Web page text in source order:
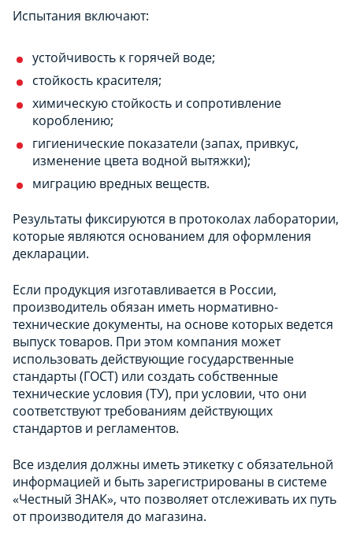
Испытания включают:
устойчивость к горячей воде;
стойкость красителя;
химическую стойкость и сопротивление
короблению;
гигиенические показатели (запах, привкус,
изменение цвета водной вытяжки);
миграцию вредных веществ.
Результаты фиксируются в протоколах лаборатории,
которые являются основанием для оформления
декларации.
Если продукция изготавливается в России,
производитель обязан иметь нормативно-
технические документы, на основе которых ведется
выпуск товаров. При этом компания может
использовать действующие государственные
стандарты (ГОСТ) или создать собственные
технические условия (ТУ), при условии, что они
соответствуют требованиям действующих
стандартов и регламентов.
Все изделия должны иметь этикетку с обязательной
информацией и быть зарегистрированы в системе
«Честный ЗНАК», что позволяет отслеживать их путь
от производителя до магазина.